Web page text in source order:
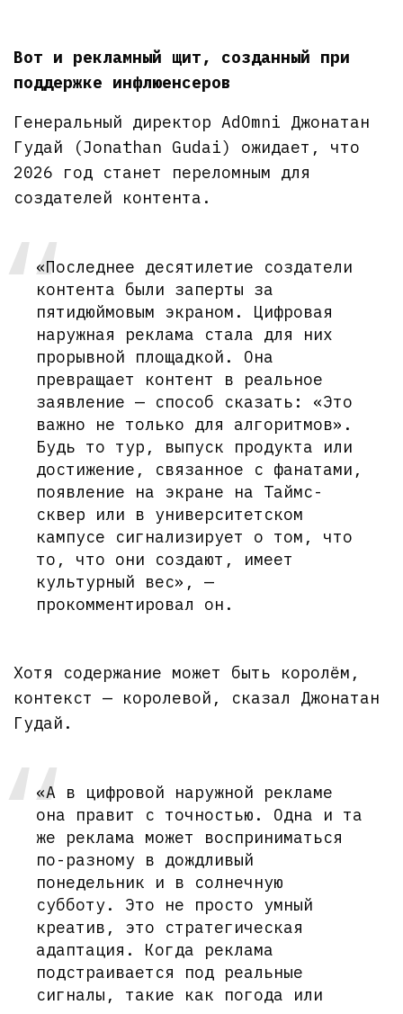
Вот и рекламный щит, созданный при
поддержке инфлюенсеров
Генеральный директор AdOmni Джонатан
Гудай (Jonathan Gudai) ожидает, что
2026 год станет переломным для
создателей контента.
«Последнее десятилетие создатели
контента были заперты за
пятидюймовым экраном. Цифровая
наружная реклама стала для них
прорывной площадкой. Она
превращает контент в реальное
заявление — способ сказать: «Это
важно не только для алгоритмов».
Будь то тур, выпуск продукта или
достижение, связанное с фанатами,
появление на экране на Таймс-
сквер или в университетском
кампусе сигнализирует о том, что
то, что они создают, имеет
культурный вес», —
прокомментировал он.
Хотя содержание может быть королём,
контекст — королевой, сказал Джонатан
Гудай.
«А в цифровой наружной рекламе
она правит с точностью. Одна и та
же реклама может восприниматься
по-разному в дождливый
понедельник и в солнечную
субботу. Это не просто умный
креатив, это стратегическая
адаптация. Когда реклама
подстраивается под реальные
сигналы, такие как погода или